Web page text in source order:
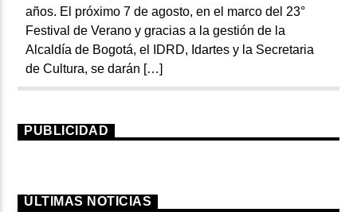
años. El próximo 7 de agosto, en el marco del 23°
Festival de Verano y gracias a la gestión de la
Alcaldía de Bogotá, el IDRD, Idartes y la Secretaria
de Cultura, se darán […]
PUBLICIDAD
ÚLTIMAS NOTICIAS